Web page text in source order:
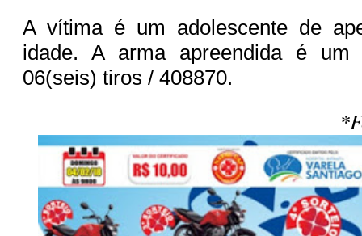
A vítima é um adolescente de
idade. A arma apreendida é
06(seis) tiros / 408870.